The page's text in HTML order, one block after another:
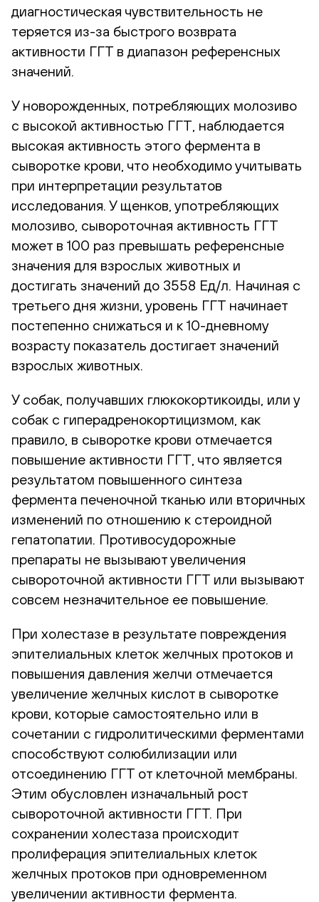
диагностическая чувствительность не
теряется из-за быстрого возврата
активности ГГТ в диапазон референсных
значений.
У новорожденных, потребляющих молозиво
с высокой активностью ГГТ, наблюдается
высокая активность этого фермента в
сыворотке крови, что необходимо учитывать
при интерпретации результатов
исследования. У щенков, употребляющих
молозиво, сывороточная активность ГГТ
может в 100 раз превышать референсные
значения для взрослых животных и
достигать значений до 3558 Ед/л. Начиная с
третьего дня жизни, уровень ГГТ начинает
постепенно снижаться и к 10-дневному
возрасту показатель достигает значений
взрослых животных.
У собак, получавших глюкокортикоиды, или у
собак с гиперадренокортицизмом, как
правило, в сыворотке крови отмечается
повышение активности ГГТ, что является
результатом повышенного синтеза
фермента печеночной тканью или вторичных
изменений по отношению к стероидной
гепатопатии. Противосудорожные
препараты не вызывают увеличения
сывороточной активности ГГТ или вызывают
совсем незначительное ее повышение.
При холестазе в результате повреждения
эпителиальных клеток желчных протоков и
повышения давления желчи отмечается
увеличение желчных кислот в сыворотке
крови, которые самостоятельно или в
сочетании с гидролитическими ферментами
способствуют солюбилизации или
отсоединению ГГТ от клеточной мембраны.
Этим обусловлен изначальный рост
сывороточной активности ГГТ. При
сохранении холестаза происходит
пролиферация эпителиальных клеток
желчных протоков при одновременном
увеличении активности фермента.